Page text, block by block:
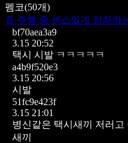
펨코(50개)
📄 주행 중 센스있게 정차하
bf70aea3a9
3.15 20:52
택시 시발 ㅋㅋㅋㅋㅋ
a4b9f520e3
3.15 20:56
시발
51fc9e423f
3.15 21:01
병신같은 택시새끼
저러고
새끼